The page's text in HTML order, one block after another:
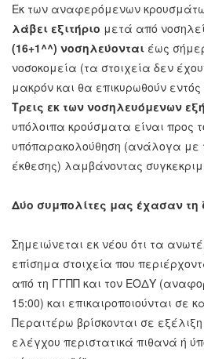
Εκ των αναφερόμενων
λάβει εξιτήριο μετά από
(16+1^^) νοσηλεύονται έως
νοσοκομεία (τα στοιχεία δεν
μακρόν και θα επικυρωθούν
Τρεις εκ των νοσηλευόμενων
υπόλοιπα κρούσματα είναι προς
υπόπαρακολούθηση (ανάλογα με
έκθεσης) λαμβάνοντας
Δύο συμπολίτες μας έχασαν τη
Σημειώνεται εκ νέου ότι τα
επίσημα στοιχεία που
από τη ΓΓΠΠ και τον ΕΟΔΥ
15:00) και επικαιροποιούνται σε
Περαιτέρω βρίσκονται σε
ελέγχου περιστατικά πιθανά ή